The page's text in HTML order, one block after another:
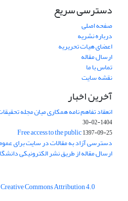
دسترسی سریع
صفحه اصلی
درباره نشریه
اعضای هیات تحریریه
ارسال مقاله
تماس با ما
نقشه سایت
آخرین اخبار
انعقاد تفاهم نامه همکاری میان مجله
1404-02-30
Free access to the public1397-09-25
دسترسی آزاد به مقالات در سایت برای
ارسال مقاله از طریق نشر الکترونیکی
Creative Commons Attribution 4.0